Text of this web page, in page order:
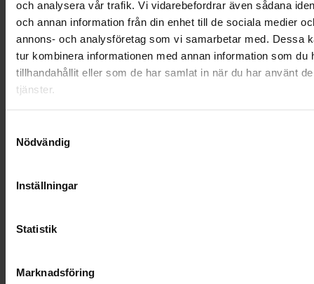
och analysera vår trafik. Vi vidarebefordrar även sådana
och annan information från din enhet till de sociala medier
annons- och analysföretag som vi samarbetar med. Dessa
tur kombinera informationen med annan information som du
tillhandahållit eller som de har samlat in när du har använt
tjänster.
Nödvändig
Inställningar
Statistik
Marknadsföring
OHLSSONS REGION MITT
OHLSSONS REGION SYD
OHLSSONS REGION VÄST
SOCIALT ANSVAR
VELLINGE